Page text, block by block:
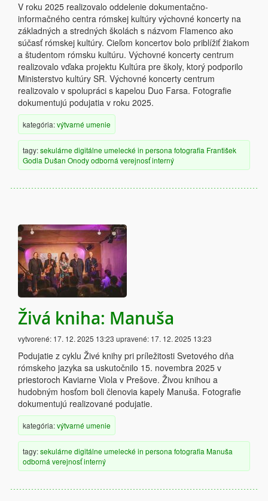
V roku 2025 realizovalo oddelenie dokumentačno-
informačného centra rómskej kultúry výchovné koncerty na
základných a stredných školách s názvom Flamenco ako
súčasť rómskej kultúry. Cieľom koncertov bolo priblížiť žiakom
a študentom rómsku kultúru. Výchovné koncerty centrum
realizovalo vďaka projektu Kultúra pre školy, ktorý podporilo
Ministerstvo kultúry SR. Výchovné koncerty centrum
realizovalo v spolupráci s kapelou Duo Farsa. Fotografie
dokumentujú podujatia v roku 2025.
kategória:výtvarné umenie
tagy:sekulárne digitálne umelecké in persona fotografia František
Godla Dušan Onodyodborná verejnosťinterný
Živá kniha: Manuša
vytvorené: 17. 12. 2025 13:23 upravené: 17. 12. 2025 13:23
Podujatie z cyklu Živé knihy pri príležitosti Svetového dňa
rómskeho jazyka sa uskutočnilo 15. novembra 2025 v
priestoroch Kaviarne Viola v Prešove. Živou knihou a
hudobným hosťom boli členovia kapely Manuša. Fotografie
dokumentujú realizované podujatie.
kategória:výtvarné umenie
tagy:sekulárne digitálne umelecké in persona fotografia Manuša
odborná verejnosťinterný